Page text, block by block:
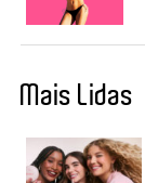
Mais Lidas